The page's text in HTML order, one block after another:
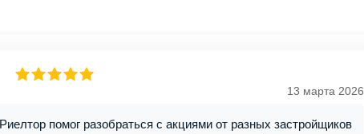
13 марта 2026
помог разобраться с акциями от разных застройщиков